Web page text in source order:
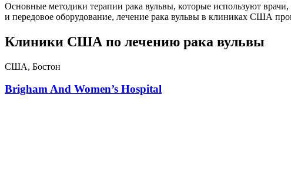
Основные методики терапии рака вульвы, которые используют
и передовое оборудование, лечение рака вульвы в клиниках США
Клиники США по лечению рака вульвы
США, Бостон
Brigham And Women’s Hospital